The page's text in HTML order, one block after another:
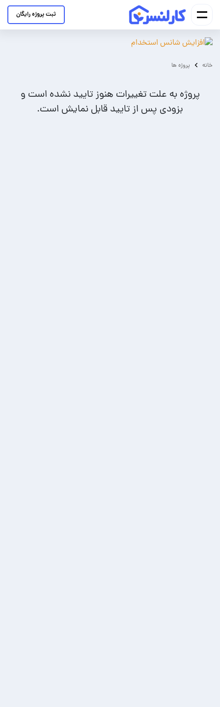
ثبت پروژه رایگان
خانه پروژه ها
پروژه به علت تغییرات هنوز تایید نشده است و
بزودی پس از تایید قابل نمایش است.